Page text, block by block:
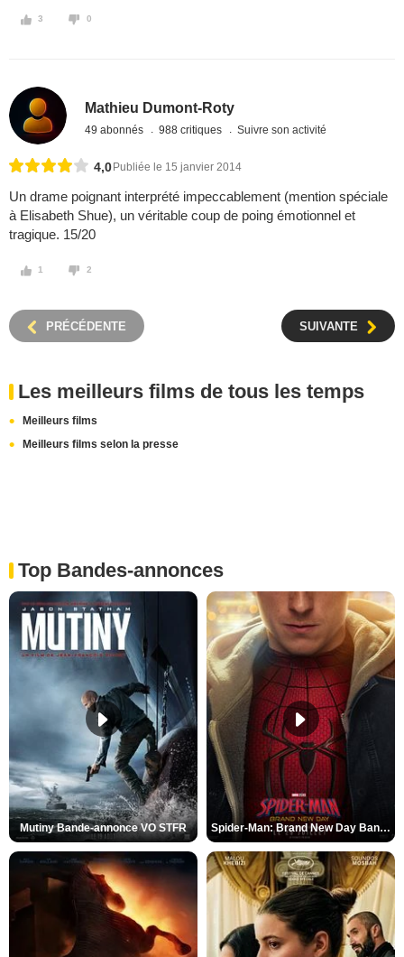
3 0
Mathieu Dumont-Roty
49 abonnés 988 critiques Suivre son activité
4,0 Publiée le 15 janvier 2014
Un drame poignant interprété impeccablement (mention spéciale
à Elisabeth Shue), un véritable coup de poing émotionnel et
tragique. 15/20
1 2
PRÉCÉDENTE SUIVANTE
Les meilleurs films de tous les temps
Meilleurs films
Meilleurs films selon la presse
Top Bandes-annonces
Mutiny Bande-annonce VO STFR Spider-Man: Brand New Day Bande-annonce VO STFR